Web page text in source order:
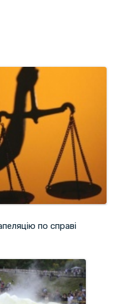
по справі